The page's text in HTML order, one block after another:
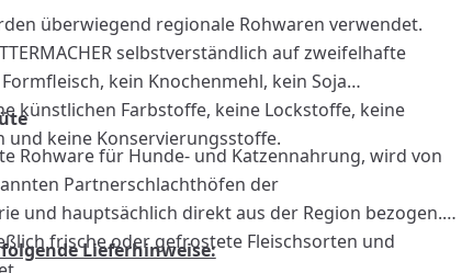
überwiegend regionale Rohwaren verwendet.
selbstverständlich auf zweifelhafte
kein Knochenmehl, kein Soja
künstlichen Farbstoffe, keine Lockstoffe, keine
und keine Konservierungsstoffe.
Rohware für Hunde- und Katzennahrung, wird von
Partnerschlachthöfen der
und hauptsächlich direkt aus der Region bezogen.
frische oder gefrostete Fleischsorten und
Lieferhinweise: